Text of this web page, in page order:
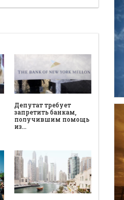
Депутат требует
запретить банкам,
получившим помощь
из…